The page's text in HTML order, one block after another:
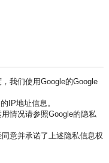
我们使用Google的Google
IP地址信息。
情况请参照Google的隐私
意并承诺了上述隐私信息权